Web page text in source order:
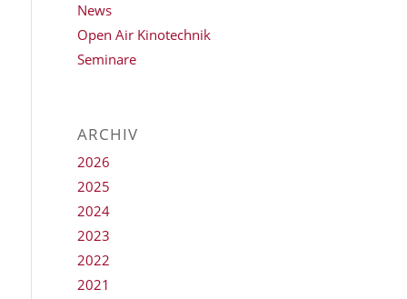
News
Open Air Kinotechnik
Seminare
ARCHIV
2026
2025
2024
2023
2022
2021